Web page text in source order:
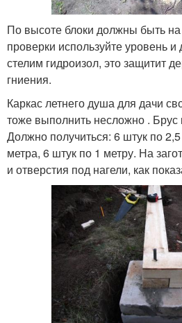
По высоте блоки должны быть
проверки используйте уровень
стелим гидроизол, это защитит
гниения.
Каркас летнего душа для дачи
тоже выполнить несложно .
Должно получиться: 6 штук по
метра, 6 штук по 1 метру. На
и отверстия под нагели, как